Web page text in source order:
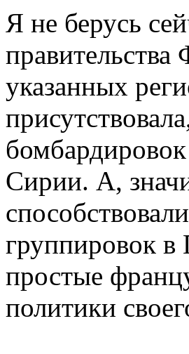
Я не берусь
указанных
Сирии. А,
группировок
простые
политики